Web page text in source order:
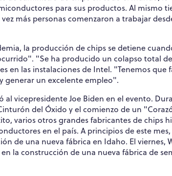
para sus productos. Al mismo
más personas comenzaron a trabajar
la producción de chips se detiene
"Se ha producido un colapso total
en las instalaciones de Intel. "Tenemos que
generar un excelente empleo".
vicepresidente Joe Biden en el evento.
del Óxido y el comienzo de un
varios otros grandes fabricantes de chips
en el país. A principios de este
de una nueva fábrica en Idaho. El viernes,
la construcción de una nueva fábrica de